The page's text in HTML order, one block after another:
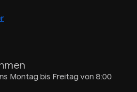
Montag bis Freitag von 8:00